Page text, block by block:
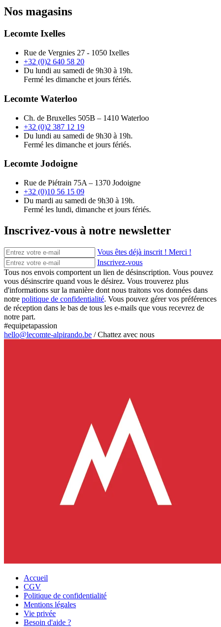
Nos magasins
Lecomte Ixelles
Rue de Vergnies 27 - 1050 Ixelles
+32 (0)2 640 58 20
Du lundi au samedi de 9h30 à 19h.
Fermé les dimanche et jours fériés.
Lecomte Waterloo
Ch. de Bruxelles 505B – 1410 Waterloo
+32 (0)2 387 12 19
Du lundi au samedi de 9h30 à 19h.
Fermé les dimanche et jours fériés.
Lecomte Jodoigne
Rue de Piétrain 75A – 1370 Jodoigne
+32 (0)10 56 15 09
Du mardi au samedi de 9h30 à 19h.
Fermé les lundi, dimanche et jours fériés.
Inscrivez-vous à notre newsletter
Vous êtes déjà inscrit ! Merci !
Inscrivez-vous
Tous nos envois comportent un lien de désinscription. Vous pouvez
vous désinscrire quand vous le désirez. Vous trouverez plus
d'informations sur la manière dont nous traitons vos données dans
notre politique de confidentialité. Vous pouvez gérer vos préférences
de réception dans le bas de tous les e-mails que vous recevrez de
notre part.
#equipetapassion
hello@lecomte-alpirando.be /Chattez avec nous
Accueil
CGV
Politique de confidentialité
Mentions légales
Vie privée
Besoin d'aide ?